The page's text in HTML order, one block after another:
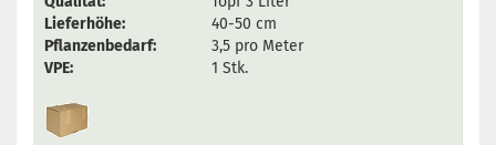
Lieferhöhe:
40-50 cm
Pflanzenbedarf:
3,5 pro Meter
VPE:
1 Stk.